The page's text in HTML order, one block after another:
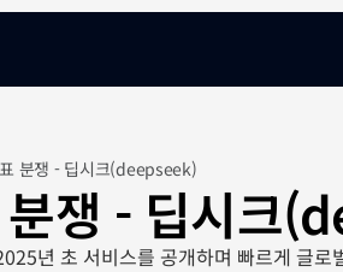
분쟁 - 딥시크(deepseek)
쟁 - 딥시크
년 초 서비스를 공개하며 빠르게 글로